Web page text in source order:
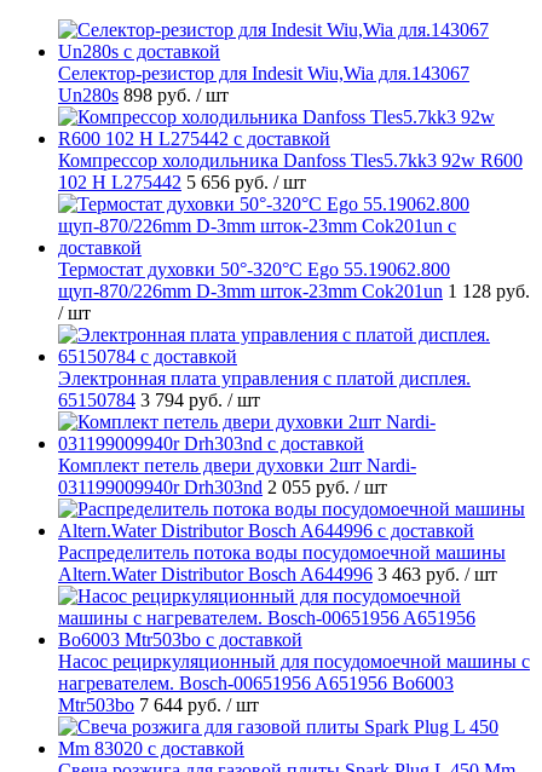
Селектор-резистор для Indesit Wiu,Wia для.143067
Un280s 898 руб. / шт
Компрессор холодильника Danfoss Tles5.7kk3 92w R600
102 H L275442 5 656 руб. / шт
Термостат духовки 50°-320°C Ego 55.19062.800
щуп-870/226mm D-3mm шток-23mm Cok201un 1 128 руб.
/ шт
Электронная плата управления с платой дисплея.
65150784 3 794 руб. / шт
Комплект петель двери духовки 2шт Nardi-
031199009940r Drh303nd 2 055 руб. / шт
Распределитель потока воды посудомоечной машины
Altern.Water Distributor Bosch A644996 3 463 руб. / шт
Насос рециркуляционный для посудомоечной машины с
нагревателем. Bosch-00651956 A651956 Bo6003
Mtr503bo 7 644 руб. / шт